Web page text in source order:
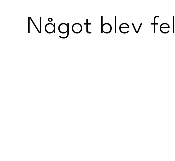
Något blev fel